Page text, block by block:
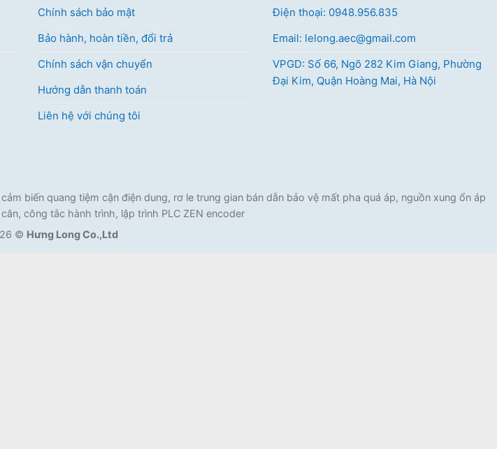
Chính sách bảo mật
Bảo hành, hoàn tiền, đổi trả
Chính sách vận chuyển
Hướng dẫn thanh toán
Liên hệ với chúng tôi
Điện thoại: 0948.956.835
Email: lelong.aec@gmail.com
VPGD: Số 66, Ngõ 282 Kim Giang, Phường
Đại Kim, Quận Hoàng Mai, Hà Nội
biến quang tiệm cận điện dung, rơ le trung gian bán dẫn bảo vệ mất pha quá áp, nguồn xung ổn áp
công tắc hành trình, lập trình PLC ZEN encoder
© Hưng Long Co.,Ltd